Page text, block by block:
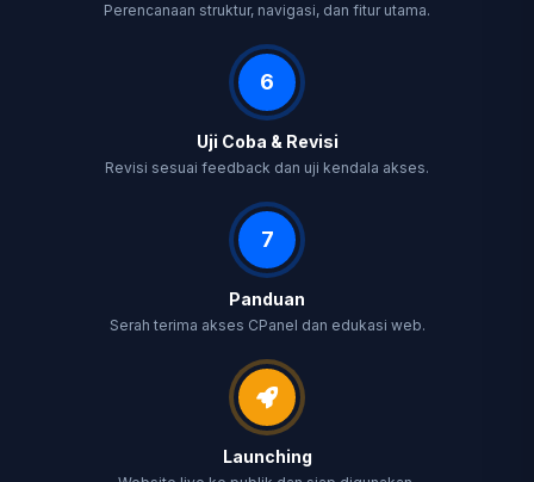
Perencanaan struktur, navigasi, dan fitur utama.
6
Uji Coba & Revisi
Revisi sesuai feedback dan uji kendala akses.
7
Panduan
Serah terima akses CPanel dan edukasi web.
Launching